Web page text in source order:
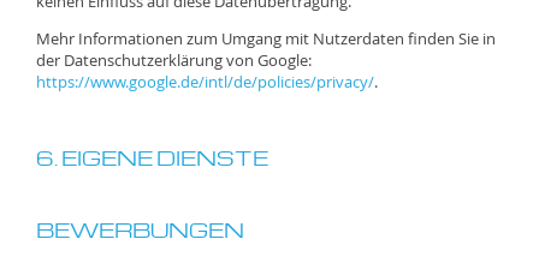
Mehr Informationen zum Umgang mit Nutzerdaten finden Sie in
der Datenschutzerklärung von Google:
https://www.google.de/intl/de/policies/privacy/.
6. EIGENE DIENSTE
BEWERBUNGEN